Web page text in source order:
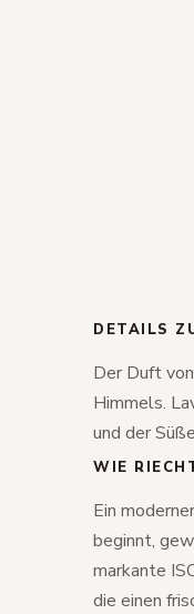
DETAILS
Der Duft
Himmels.
und der
WIE
Ein
beginnt,
markante
die einen